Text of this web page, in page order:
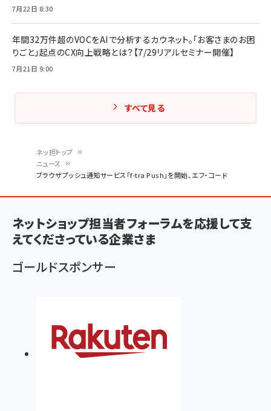
ン
く
ず
ネッ担トップ
ニュース
ブラウザプッシュ通知サービス「f-tra Push」を開始、エフ・コード
7月22日 8:30
年間32万件超のVOCをAIで分析するカウネット。「お客さまのお困
りごと」起点のCX向上戦略とは？【7/29リアルセミナー開催】
7月21日 9:00
すべて見る
ネットショップ担当者フォーラムを応援して支
えてくださっている企業さま
ゴールドスポンサー